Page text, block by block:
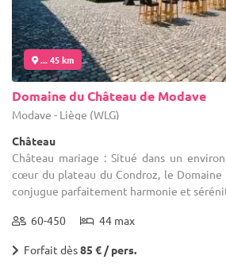
... 45 km
Domaine du Château de Modave
Modave - Liège (WLG)
Château
Château mariage : Situé dans un
cœur du plateau du Condroz, le Domaine
conjugue parfaitement harmonie et
60-450 44 max
Forfait dès85 € / pers.